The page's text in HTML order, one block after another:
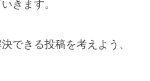
きます。
できる投稿を考えよう、